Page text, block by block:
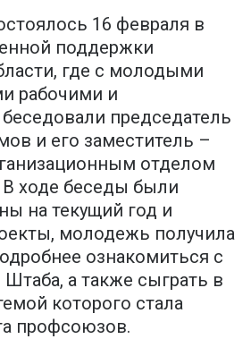
16 февраля в
поддержки
где с молодыми
рабочими и
председатель
и его заместитель –
отделом
ходе беседы были
на текущий год и
молодежь получила
ознакомиться с
а также сыграть в
которого стала
профсоюзов.